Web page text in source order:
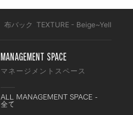
布バック TEXTURE - Beige~Yellow
MANAGEMENT SPACE
マネージメントスペース
ALL MANAGEMENT SPACE -
全て